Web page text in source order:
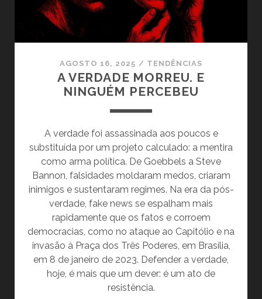
AGOSTO 16, 2025 / TENDÊNCIAS
A VERDADE MORREU. E
NINGUÉM PERCEBEU
A verdade foi assassinada aos poucos e
substituída por um projeto calculado: a mentira
como arma política. De Goebbels a Steve
Bannon, falsidades moldaram medos, criaram
inimigos e sustentaram regimes. Na era da pós-
verdade, fake news se espalham mais
rapidamente que os fatos e corroem
democracias, como no ataque ao Capitólio e na
invasão à Praça dos Três Poderes, em Brasília,
em 8 de janeiro de 2023. Defender a verdade,
hoje, é mais que um dever: é um ato de
resistência.